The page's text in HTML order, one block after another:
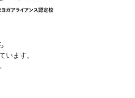
います。